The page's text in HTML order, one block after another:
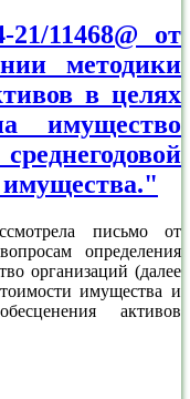
11468@ от
методики
в целях
имущество
имущества."
письмо от
определения
организаций (далее
имущества и
активов